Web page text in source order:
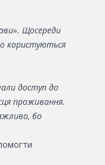
Щосереди
користуються
доступ до
проживання.
бо